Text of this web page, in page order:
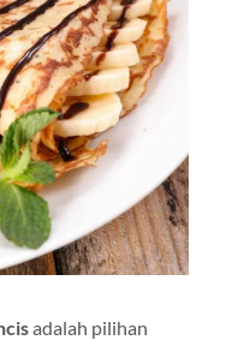
adalah pilihan